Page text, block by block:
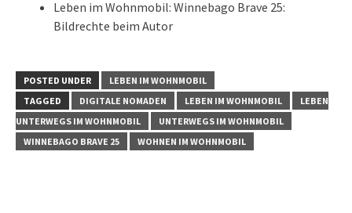
Leben im Wohnmobil: Winnebago Brave 25:
Bildrechte beim Autor
POSTED UNDER
LEBEN IM WOHNMOBIL
TAGGED
DIGITALE NOMADEN LEBEN IM WOHNMOBIL
LEBEN
UNTERWEGS IM WOHNMOBIL
UNTERWEGS IM WOHNMOBIL
WINNEBAGO BRAVE 25
WOHNEN IM WOHNMOBIL